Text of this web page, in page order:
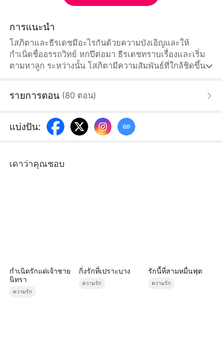
การแนะนำ
โสภิตาและธีรเดชมีอะไรกันด้วยความบังเอิญและให้
กำเนิดชื่ออรรถวิทย์ หกปีต่อมา ธีรเดชทราบเรื่องและเริ่ม
ตามหาลูก ระหว่างนั้น โสภิตามีความสัมพันธ์ที่ใกล้ชิดขึ้น
รายการตอน (80 ตอน)
แบ่งปัน:
เดาว่าคุณชอบ
กำเนิดรักแด่เจ้าชาย
นิทรา
ความรัก
กิ่งรักที่เปราะบาง
ความรัก
รักนี้ที่สามหมื่นฟุต
ความรัก